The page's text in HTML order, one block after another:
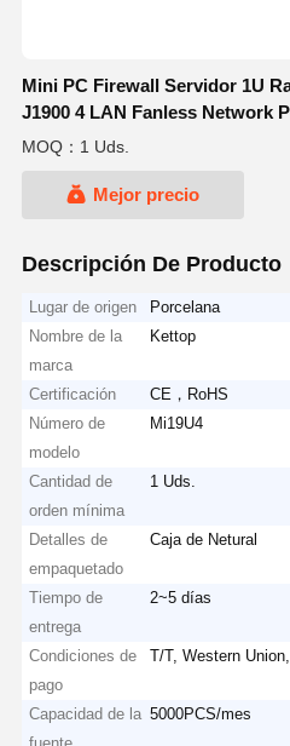
Mini PC Firewall Servidor 1U
J1900 4 LAN Fanless Network
MOQ：1 Uds.
Mejor precio
Descripción De Producto
Lugar de origen
Porcelana
Nombre de la
marca
Kettop
Certificación
CE，RoHS
Número de
modelo
Mi19U4
Cantidad de
orden mínima
1 Uds.
Detalles de
empaquetado
Caja de Netural
Tiempo de
entrega
2~5 días
Condiciones de
pago
T/T, Western
Capacidad de la 5000PCS/mes